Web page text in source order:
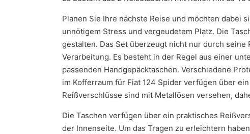
Planen Sie Ihre nächste Reise und möchten dabei
unnötigem Stress und vergeudetem Platz. Die
gestalten. Das Set überzeugt nicht nur durch
Verarbeitung. Es besteht in der Regel aus einer
passenden Handgepäcktaschen. Verschiedene
im Kofferraum für Fiat 124 Spider verfügen über
Reißverschlüsse sind mit Metallösen versehen,
Die Taschen verfügen über ein praktisches
der Innenseite. Um das Tragen zu erleichtern